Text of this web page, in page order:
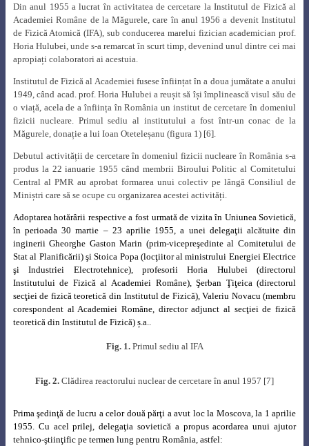
Din anul 1955 a lucrat în activitatea de cercetare la Institutul de Fizică al
Academiei Române de la Măgurele, care în anul 1956 a devenit Institutul
de Fizică Atomică (IFA), sub conducerea marelui fizician academician prof.
Horia Hulubei, unde s-a remarcat în scurt timp, devenind unul dintre cei mai
apropiați colaboratori ai acestuia.
Institutul de Fizică al Academiei fusese înființat în a doua jumătate a anului
1949, când acad. prof. Horia Hulubei a reușit să își împlinească visul său de
o viață, acela de a înființa în România un institut de cercetare în domeniul
fizicii nucleare. Primul sediu al institutului a fost într-un conac de la
Măgurele, donație a lui Ioan Oteteleșanu (figura 1) [6].
Debutul activității de cercetare în domeniul fizicii nucleare în România s-a
produs la 22 ianuarie 1955 când membrii Biroului Politic al Comitetului
Central al PMR au aprobat formarea unui colectiv pe lângă Consiliul de
Miniștri care să se ocupe cu organizarea acestei activități.
Adoptarea hotărârii respective a fost urmată de vizita în Uniunea Sovietică,
în perioada 30 martie – 23 aprilie 1955, a unei delegaţii alcătuite din
inginerii Gheorghe Gaston Marin (prim-vicepreşedinte al Comitetului de
Stat al Planificării) şi Stoica Popa (locţiitor al ministrului Energiei Electrice
şi Industriei Electrotehnice), profesorii Horia Hulubei (directorul
Institutului de Fizică al Academiei Române), Şerban Ţiţeica (directorul
secţiei de fizică teoretică din Institutul de Fizică), Valeriu Novacu (membru
corespondent al Academiei Române, director adjunct al secţiei de fizică
teoretică din Institutul de Fizică) ș.a..
Fig. 1.Primul sediu al IFA
Fig. 2. Clădirea reactorului nuclear de cercetare în anul 1957 [7]
Prima şedinţă de lucru a celor două părţi a avut loc la Moscova, la 1 aprilie
1955. Cu acel prilej, delegaţia sovietică a propus acordarea unui ajutor
tehnico-ştiinţific pe termen lung pentru România, astfel: